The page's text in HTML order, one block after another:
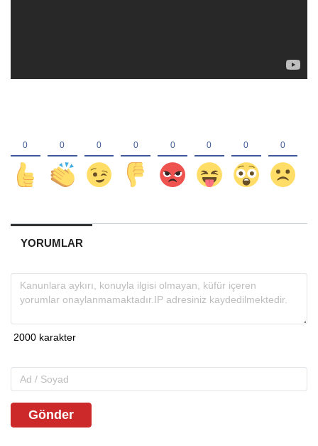
YORUMLAR
Gönder